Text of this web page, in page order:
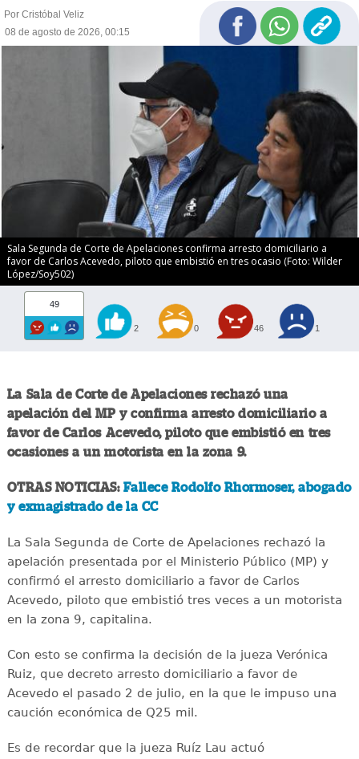
Por Cristóbal Veliz
08 de agosto de 2026, 00:15
Sala Segunda de Corte de Apelaciones confirma arresto domiciliario a
favor de Carlos Acevedo, piloto que embistió en tres ocasio (Foto: Wilder
López/Soy502)
49
2 0 46 1
La Sala de Corte de Apelaciones rechazó una
apelación del MP y confirma arresto domiciliario a
favor de Carlos Acevedo, piloto que embistió en tres
ocasiones a un motorista en la zona 9.
OTRAS NOTICIAS: Fallece Rodolfo Rhormoser, abogado
y exmagistrado de la CC
La Sala Segunda de Corte de Apelaciones rechazó la
apelación presentada por el Ministerio Público (MP) y
confirmó el arresto domiciliario a favor de Carlos
Acevedo, piloto que embistió tres veces a un motorista
en la zona 9, capitalina.
Con esto se confirma la decisión de la jueza Verónica
Ruiz, que decreto arresto domiciliario a favor de
Acevedo el pasado 2 de julio, en la que le impuso una
caución económica de Q25 mil.
Es de recordar que la jueza Ruíz Lau actuó